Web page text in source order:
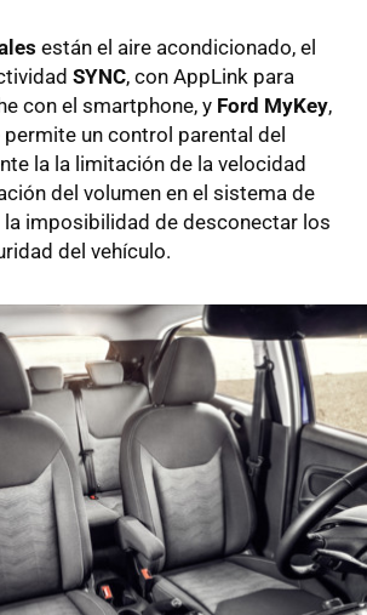
están el aire acondicionado, el
SYNC, con AppLink para
con el smartphone, y Ford MyKey,
un control parental del
la la limitación de la velocidad
del volumen en el sistema de
imposibilidad de desconectar los
del vehículo.